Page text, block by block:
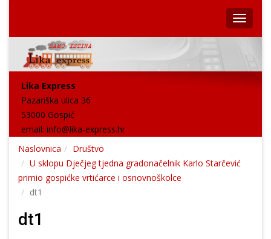
Lika Express
Pazariška ulica 36
53000 Gospić
email: info@lika-express.hr
Naslovnica
Društvo
U sklopu Dječjeg tjedna gradonačelnik Karlo Starčević
primio gospićke vrtićarce i osnovnoškolce
dt1
dt1